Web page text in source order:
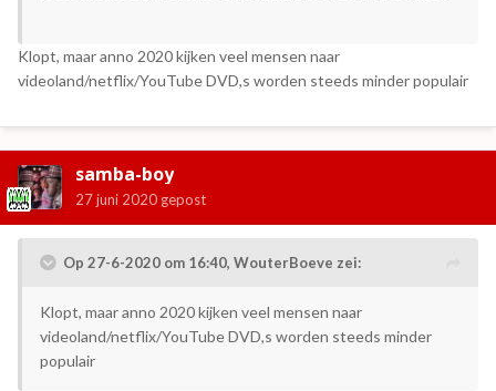
Klopt, maar anno 2020 kijken veel mensen naar
videoland/netflix/YouTube DVD,s worden steeds minder populair
samba-boy
27 juni 2020 gepost
Op 27-6-2020 om 16:40, WouterBoeve zei:
Klopt, maar anno 2020 kijken veel mensen naar
videoland/netflix/YouTube DVD,s worden steeds minder
populair